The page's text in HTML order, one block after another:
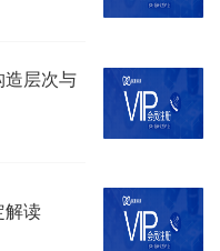
造层次与
解读